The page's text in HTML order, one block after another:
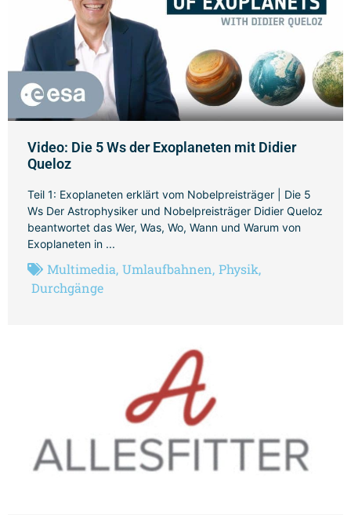
Video: Die 5 Ws der Exoplaneten mit Didier
Queloz
Teil 1: Exoplaneten erklärt vom Nobelpreisträger | Die 5
Ws Der Astrophysiker und Nobelpreisträger Didier Queloz
beantwortet das Wer, Was, Wo, Wann und Warum von
Exoplaneten in ...
Multimedia, Umlaufbahnen, Physik,
Durchgänge